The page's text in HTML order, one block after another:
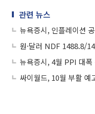
관련 뉴스
뉴욕증시, 인플레이션
뉴욕증시, 4월 PPI 대